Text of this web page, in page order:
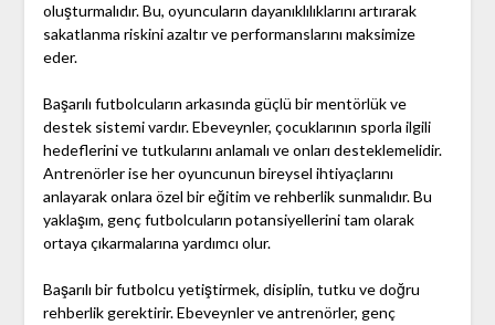
oluşturmalıdır. Bu, oyuncuların dayanıklılıklarını artırarak
sakatlanma riskini azaltır ve performanslarını maksimize
eder.
Başarılı futbolcuların arkasında güçlü bir mentörlük ve
destek sistemi vardır. Ebeveynler, çocuklarının sporla ilgili
hedeflerini ve tutkularını anlamalı ve onları desteklemelidir.
Antrenörler ise her oyuncunun bireysel ihtiyaçlarını
anlayarak onlara özel bir eğitim ve rehberlik sunmalıdır. Bu
yaklaşım, genç futbolcuların potansiyellerini tam olarak
ortaya çıkarmalarına yardımcı olur.
Başarılı bir futbolcu yetiştirmek, disiplin, tutku ve doğru
rehberlik gerektirir. Ebeveynler ve antrenörler, genç